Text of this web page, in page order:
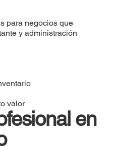
para negocios que
y administración
valor
en